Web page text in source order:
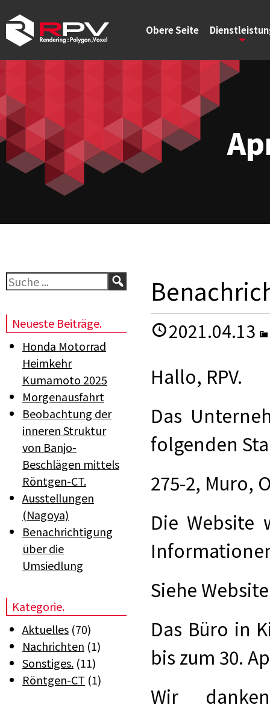
Obere Seite
2021.04.13
Hallo, RPV.
Das
folgenden
275-2, Muro,
Die Website
Siehe
Das Büro in
bis zum 30.
Wir
Suchen
Neueste Beiträge.
Honda Motorrad
Heimkehr
Kumamoto 2025
Morgenausfahrt
Beobachtung der
inneren Struktur
von Banjo-
Beschlägen mittels
Röntgen-CT.
Ausstellungen
(Nagoya)
Benachrichtigung
über die
Umsiedlung
Kategorie.
Aktuelles (70)
Nachrichten (1)
Sonstiges. (11)
Röntgen-CT (1)